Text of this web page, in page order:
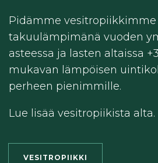
Pidämme
takuulämpimänä vuoden
asteessa ja lasten altaissa
mukavan lämpöisen
perheen pienimmille.
Lue lisää vesitropiikista alta.
VESITROPIIKKI